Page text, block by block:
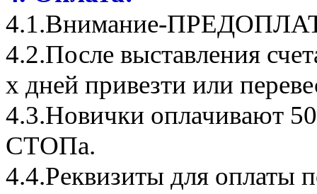
4.1.Внимание-
4.2.После выставления
х дней привезти или
4.3.Новички оплачивают
СТОПа.
4.4.Реквизиты для оплаты